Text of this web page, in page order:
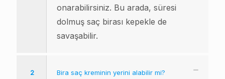
onarabilirsiniz. Bu arada, süresi
dolmuş saç birası kepekle de
savaşabilir.
2 Bira saç kreminin yerini alabilir mi?